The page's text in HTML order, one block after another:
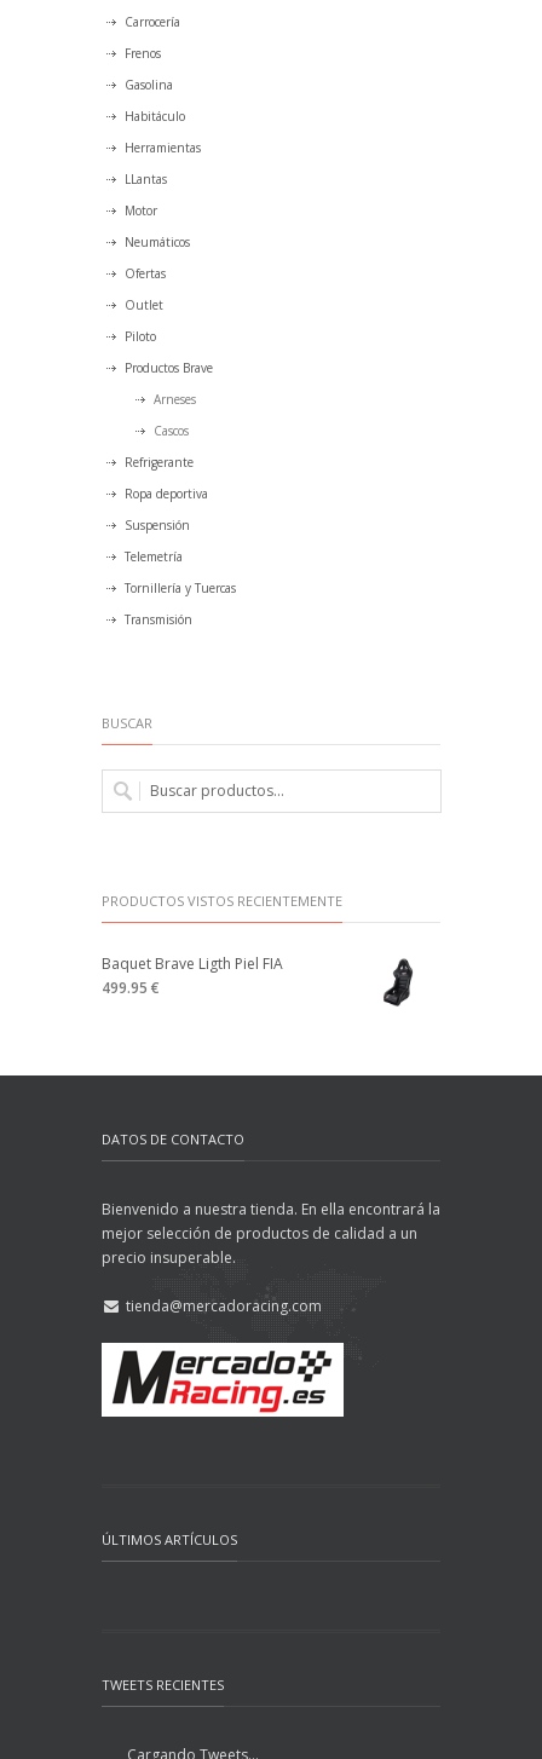
Carrocería
Frenos
Gasolina
Habitáculo
Herramientas
LLantas
Motor
Neumáticos
Ofertas
Outlet
Piloto
Productos Brave
Arneses
Cascos
Refrigerante
Ropa deportiva
Suspensión
Telemetría
Tornillería y Tuercas
Transmisión
BUSCAR
PRODUCTOS VISTOS RECIENTEMENTE
Baquet Brave Ligth Piel FIA
499.95 €
DATOS DE CONTACTO
Bienvenido a nuestra tienda. En ella encontrará la
mejor selección de productos de calidad a un
precio insuperable.
tienda@mercadoracing.com
ÚLTIMOS ARTÍCULOS
TWEETS RECIENTES
Cargando Tweets...